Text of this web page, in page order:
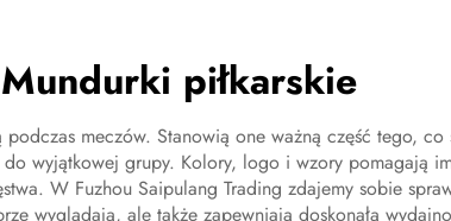
Mundurki piłkarskie
meczów. Stanowią one ważną część tego,
wyjątkowej grupy. Kolory, logo i wzory pomagają
W Fuzhou Saipulang Trading zdajemy sobie
wyglądają, ale także zapewniają doskonałą